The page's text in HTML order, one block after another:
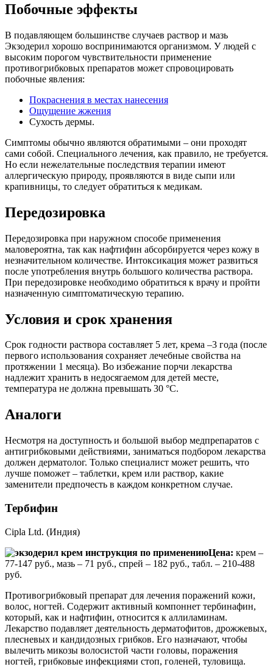
Побочные эффекты
В подавляющем большинстве случаев раствор и мазь
Экзодерил хорошо воспринимаются организмом. У людей с
высоким порогом чувствительности применение
противогрибковых препаратов может спровоцировать
побочные явления:
Покраснения в местах нанесения
Ощущение жжения
Сухость дермы.
Симптомы обычно являются обратимыми – они проходят
сами собой. Специального лечения, как правило, не требуется.
Но если нежелательные последствия терапии имеют
аллергическую природу, проявляются в виде сыпи или
крапивницы, то следует обратиться к медикам.
Передозировка
Передозировка при наружном способе применения
маловероятна, так как нафтифин абсорбируется через кожу в
незначительном количестве. Интоксикация может развиться
после употребления внутрь большого количества раствора.
При передозировке необходимо обратиться к врачу и пройти
назначенную симптоматическую терапию.
Условия и срок хранения
Срок годности раствора составляет 5 лет, крема –3 года (после
первого использования сохраняет лечебные свойства на
протяжении 1 месяца). Во избежание порчи лекарства
надлежит хранить в недосягаемом для детей месте,
температура не должна превышать 30 °С.
Аналоги
Несмотря на доступность и большой выбор медпрепаратов с
антигрибковыми действиями, заниматься подбором лекарства
должен дерматолог. Только специалист может решить, что
лучше поможет – таблетки, крем или раствор, какие
заменители предпочесть в каждом конкретном случае.
Тербифин
Cipla Ltd. (Индия)
Цена: крем –
77-147 руб., мазь – 71 руб., спрей – 182 руб., табл. – 210-488
руб.
Противогрибковый препарат для лечения поражений кожи,
волос, ногтей. Содержит активный компоннет тербинафин,
который, как и нафтифин, относится к аллиламинам.
Лекарство подавляет деятельность дерматофитов, дрожжевых,
плесневых и кандидозных грибков. Его назначают, чтобы
вылечить микозы волосистой части головы, поражения
ногтей, грибковые инфекциями стоп, голеней, туловища.